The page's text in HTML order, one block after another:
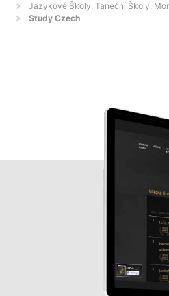
Jazykové Školy, Taneční Školy,
Study Czech